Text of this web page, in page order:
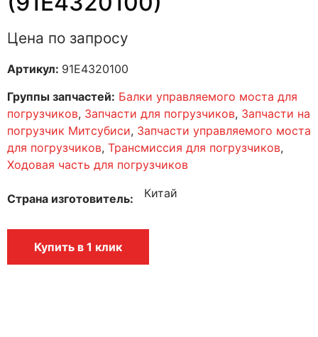
Цена по запросу
Артикул: 91E4320100
Группы запчастей: Балки управляемого моста для
погрузчиков, Запчасти для погрузчиков, Запчасти на
погрузчик Митсубиси, Запчасти управляемого моста
для погрузчиков, Трансмиссия для погрузчиков,
Ходовая часть для погрузчиков
Страна изготовитель Китай
Купить в 1 клик